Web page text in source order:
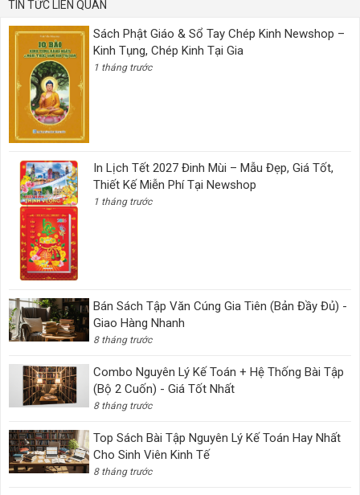
TIN TỨC LIÊN QUAN
Sách Phật Giáo & Sổ Tay Chép Kinh Newshop –
Kinh Tụng, Chép Kinh Tại Gia
1 tháng trước
In Lịch Tết 2027 Đinh Mùi – Mẫu Đẹp, Giá Tốt,
Thiết Kế Miễn Phí Tại Newshop
1 tháng trước
Bán Sách Tập Văn Cúng Gia Tiên (Bản Đầy Đủ) -
Giao Hàng Nhanh
8 tháng trước
Combo Nguyên Lý Kế Toán + Hệ Thống Bài Tập
(Bộ 2 Cuốn) - Giá Tốt Nhất
8 tháng trước
Top Sách Bài Tập Nguyên Lý Kế Toán Hay Nhất
Cho Sinh Viên Kinh Tế
8 tháng trước